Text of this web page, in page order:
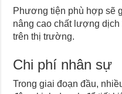
Phương tiện phù hợp sẽ
nâng cao chất lượng
trên thị trường.
Chi phí nhân sự
Trong giai đoạn đầu,